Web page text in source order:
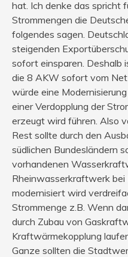
hat. Ich denke das spricht
Strommengen die
folgendes sagen.
steigenden
sofort einsparen. Deshalb
die 8 AKW sofort vom
würde eine
einer Verdopplung der
erzeugt wird führen. Also
Rest sollte durch den
südlichen Bundesländern
vorhandenen
Rheinwasserkraftwerk bei
modernisiert wird
Strommenge z.B. Wenn
durch Zubau von
Kraftwärmekopplung
Ganze sollten die